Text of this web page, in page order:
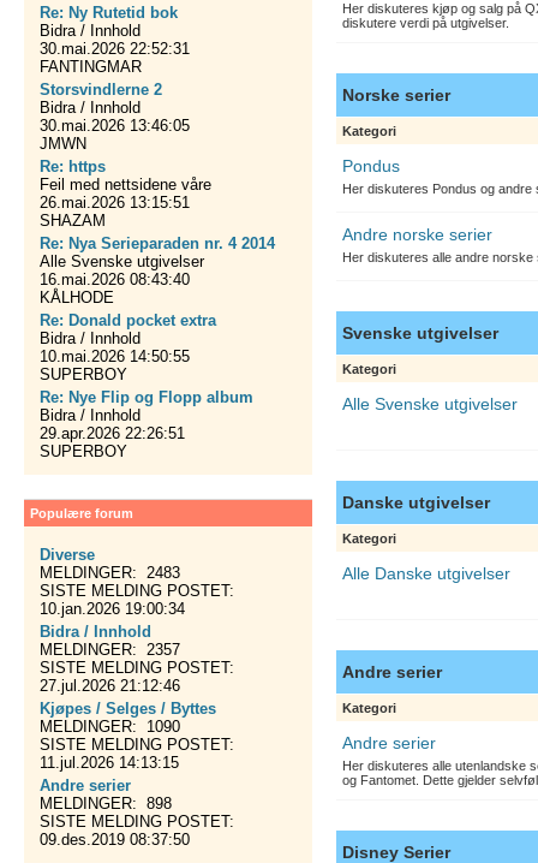
Re: Ny Rutetid bok
Bidra / Innhold
30.mai.2026 22:52:31
FANTINGMAR
Storsvindlerne 2
Bidra / Innhold
30.mai.2026 13:46:05
JMWN
Re: https
Feil med nettsidene våre
26.mai.2026 13:15:51
SHAZAM
Re: Nya Serieparaden nr. 4 2014
Alle Svenske utgivelser
16.mai.2026 08:43:40
KÅLHODE
Re: Donald pocket extra
Bidra / Innhold
10.mai.2026 14:50:55
SUPERBOY
Re: Nye Flip og Flopp album
Bidra / Innhold
29.apr.2026 22:26:51
SUPERBOY
Populære forum
Diverse
MELDINGER: 2483
SISTE MELDING POSTET:
10.jan.2026 19:00:34
Bidra / Innhold
MELDINGER: 2357
SISTE MELDING POSTET:
27.jul.2026 21:12:46
Kjøpes / Selges / Byttes
MELDINGER: 1090
SISTE MELDING POSTET:
11.jul.2026 14:13:15
Andre serier
MELDINGER: 898
SISTE MELDING POSTET:
09.des.2019 08:37:50
Her diskuteres kjøp og salg på
diskutere verdi på utgivelser.
Norske serier
Kategori
Pondus
Her diskuteres Pondus og
Andre norske serier
Her diskuteres alle andre
Svenske utgivelser
Kategori
Alle Svenske utgivelser
Danske utgivelser
Kategori
Alle Danske utgivelser
Andre serier
Kategori
Andre serier
Her diskuteres alle utenlandske
og Fantomet. Dette gjelder
Disney Serier